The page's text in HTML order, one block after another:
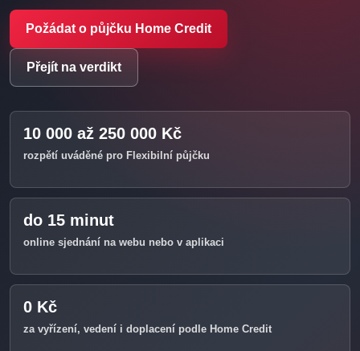
Požádat o půjčku Home Credit
Přejít na verdikt
10 000 až 250 000 Kč
rozpětí uváděné pro Flexibilní půjčku
do 15 minut
online sjednání na webu nebo v aplikaci
0 Kč
za vyřízení, vedení i doplacení podle Home Credit